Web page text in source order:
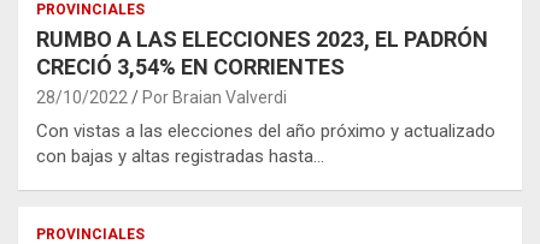
PROVINCIALES
RUMBO A LAS ELECCIONES 2023, EL PADRÓN
CRECIÓ 3,54% EN CORRIENTES
28/10/2022 Por Braian Valverdi
Con vistas a las elecciones del año próximo y actualizado
con bajas y altas registradas hasta…
PROVINCIALES